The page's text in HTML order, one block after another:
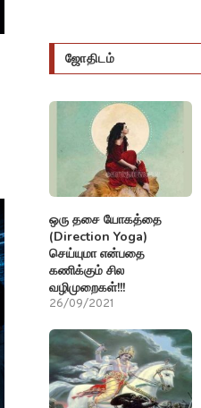
ஜோதிடம்
ஒரு தசை யோகத்தை
(Direction Yoga)
செய்யுமா என்பதை
கணிக்கும் சில
வழிமுறைகள்!!!
26/09/2021